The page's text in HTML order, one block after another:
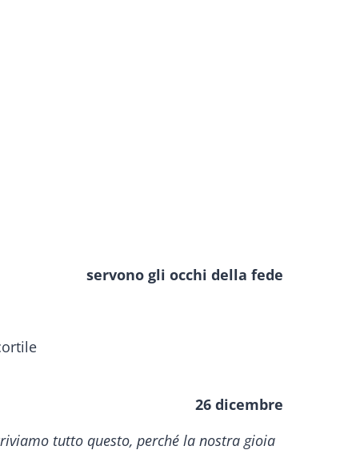
servono gli occhi della fede
26 dicembre
tutto questo, perché la nostra gioia